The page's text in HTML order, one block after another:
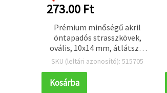
273.00 Ft
Prémium minőségű akril
öntapadós strasszkövek,
ovális, 10x14 mm, átlátszó,
20 db
SKU (leltári azonosító): 515705
Kosárba